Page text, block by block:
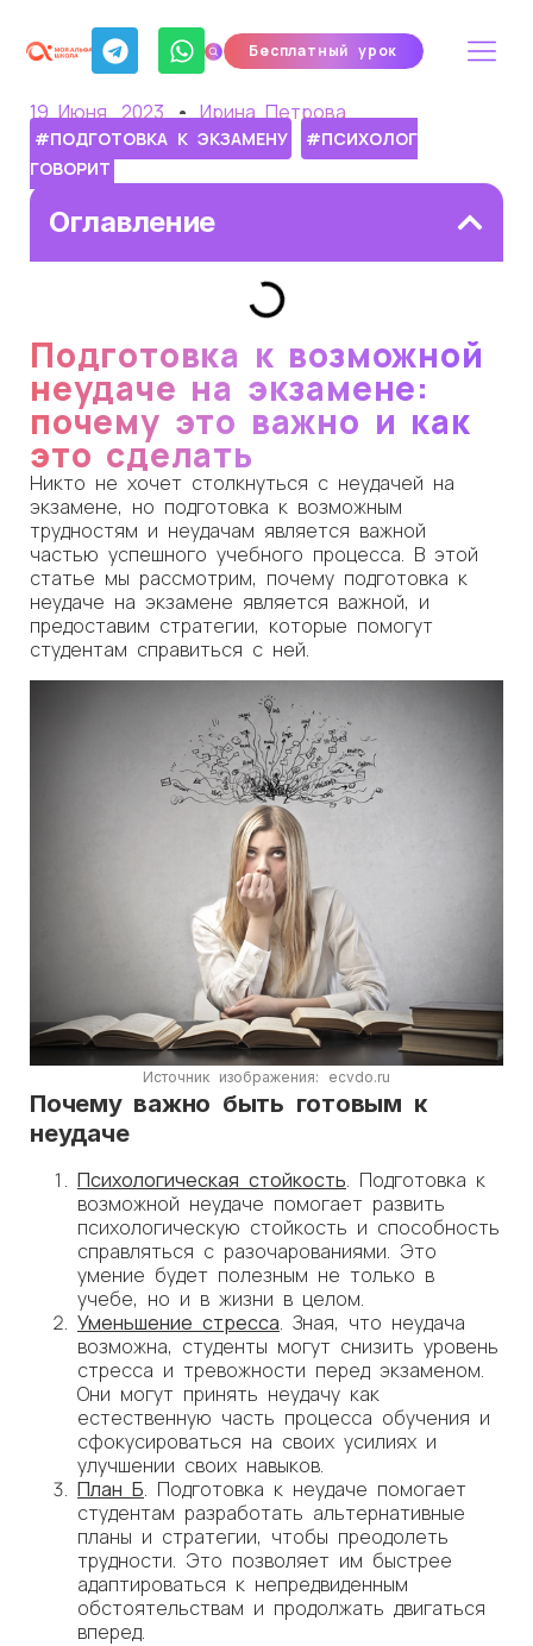
Бесплатный урок
19 Июня, 2023 Ирина Петрова
#ПОДГОТОВКА К ЭКЗАМЕНУ
#ПСИХОЛОГ
ГОВОРИТ
Оглавление
Подготовка к возможной
неудаче на экзамене:
почему это важно и как
это сделать
Никто не хочет столкнуться с неудачей на
экзамене, но подготовка к возможным
трудностям и неудачам является важной
частью успешного учебного процесса. В этой
статье мы рассмотрим, почему подготовка к
неудаче на экзамене является важной, и
предоставим стратегии, которые помогут
студентам справиться с ней.
Источник изображения: ecvdo.ru
Почему важно быть готовым к
неудаче
Психологическая стойкость. Подготовка к
возможной неудаче помогает развить
психологическую стойкость и способность
справляться с разочарованиями. Это
умение будет полезным не только в
учебе, но и в жизни в целом.
Уменьшение стресса. Зная, что неудача
возможна, студенты могут снизить уровень
стресса и тревожности перед экзаменом.
Они могут принять неудачу как
естественную часть процесса обучения и
сфокусироваться на своих усилиях и
улучшении своих навыков.
План Б. Подготовка к неудаче помогает
студентам разработать альтернативные
планы и стратегии, чтобы преодолеть
трудности. Это позволяет им быстрее
адаптироваться к непредвиденным
обстоятельствам и продолжать двигаться
вперед.